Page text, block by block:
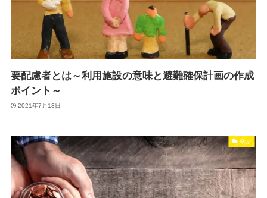
要配慮者とは～利用施設の意味と避難確保計画の作成
ポイント～
2021年7月13日
学ぶ